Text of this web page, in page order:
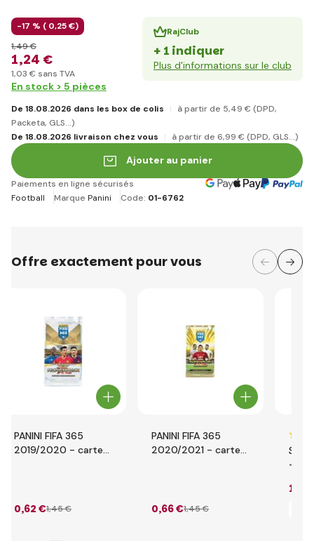
-17 % ( 0,25 €)
1,24 €
1,49 €
1,03 € sans TVA
RajClub
+ 1 indiquer
Plus d'informations sur le club
En stock > 5 pièces
De 18.08.2026 dans les box de colis à partir de 5,49 € (DPD,
Packeta, GLS...)
De 18.08.2026 livraison chez vous
à partir de 6,99 € (DPD, GLS...)
Ajouter au panier
Paiements en ligne sécurisés
Football
Marque Panini Code: 01-6762
Offre exactement pour vous
PANINI FIFA 365
2019/2020 - cartes
0,62 €1,45 €
PANINI FIFA 365
2020/2021 - cartes
0,66 €1,45 €
-
1